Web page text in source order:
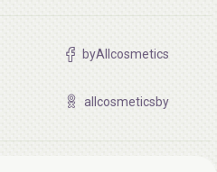
byAllcosmetics
allcosmeticsby